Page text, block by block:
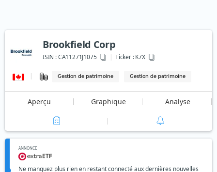
Brookfield Corp
ISIN :CA11271J1075 Ticker :K7X
Gestion de patrimoine Gestion de patrimoine
Aperçu Graphique Analyse
ANNONCE
Ne manquez plus rien en restant connecté aux dernières nouvelles